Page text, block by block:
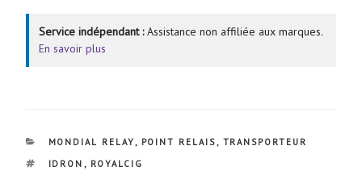
Service indépendant :Assistance non affiliée aux marques.
En savoir plus
CATÉGORIES
MONDIAL RELAY , POINT RELAIS , TRANSPORTEUR
ÉTIQUETTES
IDRON , ROYALCIG